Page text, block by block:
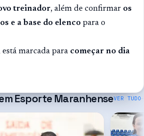
treinador, além de confirmar os
e a base do elenco para o
está marcada para começar no dia
Esporte MaranhenseVER TUDO